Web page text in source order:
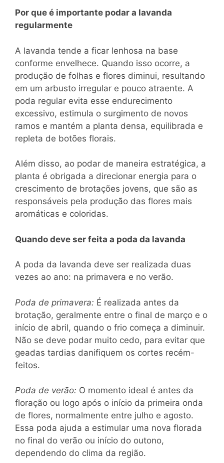
Por que é importante podar a lavanda
regularmente
A lavanda tende a ficar lenhosa na base
conforme envelhece. Quando isso ocorre, a
produção de folhas e flores diminui, resultando
em um arbusto irregular e pouco atraente. A
poda regular evita esse endurecimento
excessivo, estimula o surgimento de novos
ramos e mantém a planta densa, equilibrada e
repleta de botões florais.
Além disso, ao podar de maneira estratégica, a
planta é obrigada a direcionar energia para o
crescimento de brotações jovens, que são as
responsáveis pela produção das flores mais
aromáticas e coloridas.
Quando deve ser feita a poda da lavanda
A poda da lavanda deve ser realizada duas
vezes ao ano: na primavera e no verão.
Poda de primavera: É realizada antes da
brotação, geralmente entre o final de março e o
início de abril, quando o frio começa a diminuir.
Não se deve podar muito cedo, para evitar que
geadas tardias danifiquem os cortes recém-
feitos.
Poda de verão: O momento ideal é antes da
floração ou logo após o início da primeira onda
de flores, normalmente entre julho e agosto.
Essa poda ajuda a estimular uma nova florada
no final do verão ou início do outono,
dependendo do clima da região.